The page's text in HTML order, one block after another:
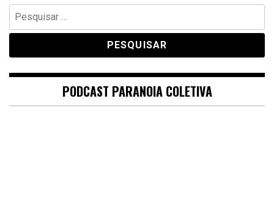
Pesquisar
por:
PODCAST PARANOIA COLETIVA